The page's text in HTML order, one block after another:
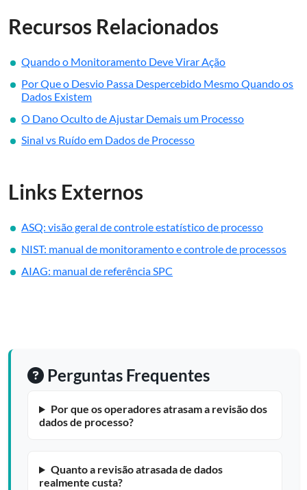
Recursos Relacionados
Quando o Monitoramento Deve Virar Ação
Por Que o Desvio Passa Despercebido Mesmo Quando os
Dados Existem
O Dano Oculto de Ajustar Demais um Processo
Sinal vs Ruído em Dados de Processo
Links Externos
ASQ: visão geral de controle estatístico de processo
NIST: manual de monitoramento e controle de processos
AIAG: manual de referência SPC
Perguntas Frequentes
Por que os operadores atrasam a revisão dos
dados de processo?
Quanto a revisão atrasada de dados
realmente custa?